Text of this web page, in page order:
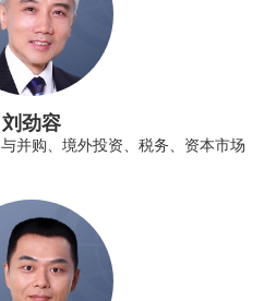
刘劲容
并购、境外投资、税务、资本市场